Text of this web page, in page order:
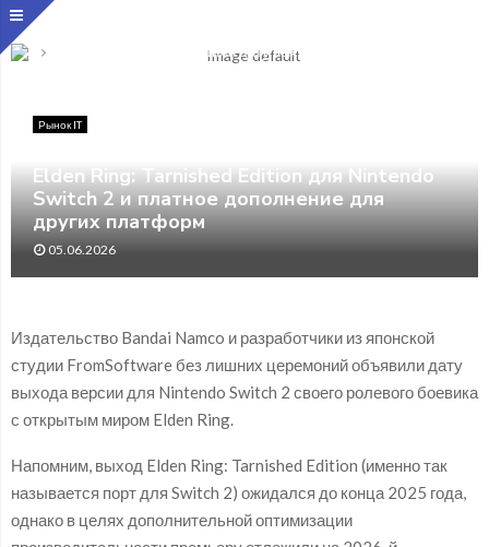
FromSoftware подтвердила дату выхода Elden Ring:
Рынок IT
Elden Ring: Tarnished Edition для Nintendo
Switch 2 и платное дополнение для
других платформ
05.06.2026
Издательство Bandai Namco и разработчики из японской
студии FromSoftware без лишних церемоний объявили дату
выхода версии для Nintendo Switch 2 своего ролевого боевика
с открытым миром Elden Ring.
Напомним, выход Elden Ring: Tarnished Edition (именно так
называется порт для Switch 2) ожидался до конца 2025 года,
однако в целях дополнительной оптимизации